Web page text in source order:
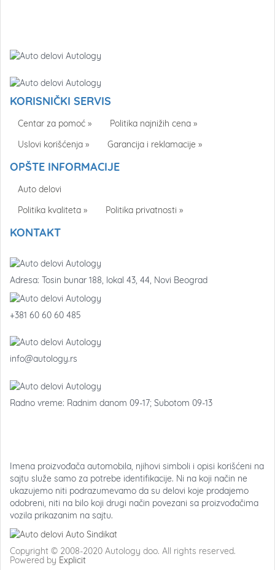
KORISNIČKI SERVIS
Centar za pomoć »
Politika najnižih cena »
Uslovi korišćenja »
Garancija i reklamacije »
OPŠTE INFORMACIJE
Auto delovi
Politika kvaliteta »
Politika privatnosti »
KONTAKT
Adresa: Tosin bunar 188, lokal 43, 44, Novi Beograd
+381 60 60 60 485
info@autology.rs
Radno vreme: Radnim danom 09-17; Subotom 09-13
Imena proizvođača automobila, njihovi simboli i opisi korišćeni na
sajtu služe samo za potrebe identifikacije. Ni na koji način ne
ukazujemo niti podrazumevamo da su delovi koje prodajemo
odobreni, niti na bilo koji drugi način povezani sa proizvođačima
vozila prikazanim na sajtu.
Copyright © 2008-2020 Autology doo. All rights reserved.
Powered by Explicit